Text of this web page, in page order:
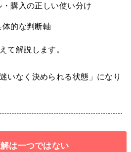
購入の正しい使い分け
的な判断軸
て解説します。
いなく決められる状態」になり
は一つではない